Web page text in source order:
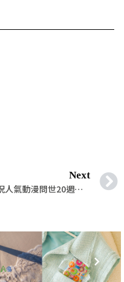
Next
慶祝人氣動漫問世20週年！超罕見萬寶龍 x 火影忍者聯名系列跨品項創作搶眼上市